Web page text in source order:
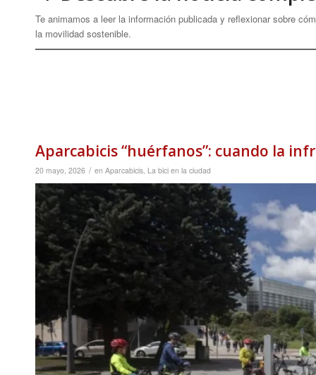
Te animamos a leer la información publicada y reflexionar sobre
la movilidad sostenible.
Aparcabicis “huérfanos”: cuando la
20 mayo, 2026 / en Aparcabicis La bici en la ciudad